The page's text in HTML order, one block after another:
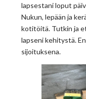
lapsestani loput
Nukun, lepään ja
kotitöitä. Tutkin ja
lapseni kehitystä.
sijoituksena.